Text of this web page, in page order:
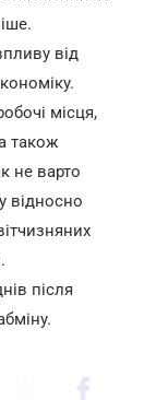
від
місця,
також
не варто
відносно
після